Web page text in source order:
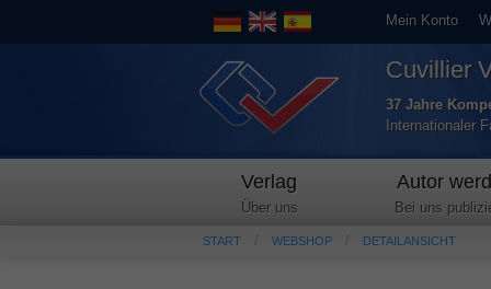
Mein Konto
Cuvillier
37 Jahre
Internationaler
Verlag
Über uns
Autor
Bei uns
START WEBSHOP DETAILANSICHT